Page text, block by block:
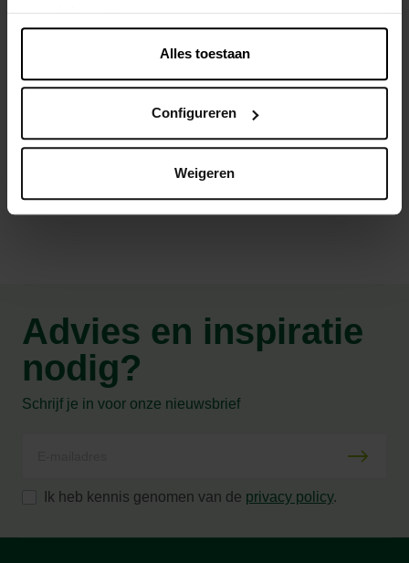
meer informatie.
Alles toestaan
Configureren
Weigeren
De pizzastenen van The Bastard zijn gemaakt van
speciaal cordieriet keramiek en op zeer hoge temperatuur
Advies en inspiratie
nodig?
Schrijf je in voor onze nieuwsbrief
Ik heb kennis genomen van de privacy policy.